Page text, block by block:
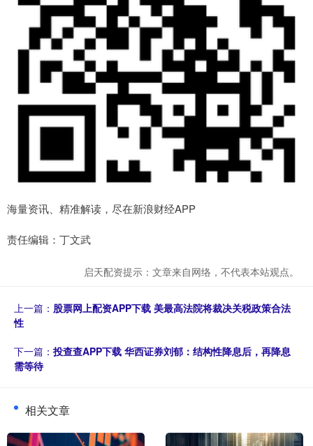
海量资讯、精准解读，尽在新浪财经APP
责任编辑：丁文武
启天配资提示：文章来自网络，不代表本站观点。
上一篇： 股票网上配资APP下载 美最高法院将裁决关税政策合法
性
下一篇： 投查查APP下载 华西证券刘郁：结构性降息后，再降息
需等待
相关文章